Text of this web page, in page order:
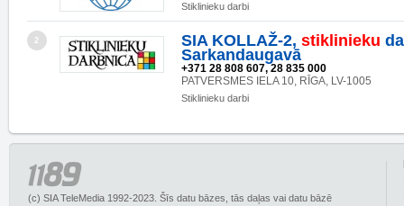
Stiklinieku darbi
2 SIA KOLLAŽ-2, stiklinieku
Sarkandaugavā
+371 28 808 607, 28 835 000
PATVERSMES IELA 10, RĪGA, LV-1005
Stiklinieku darbi
(c) SIA TeleMedia 1992-2023. Šīs datu bāzes, tās daļas vai datu bāzē